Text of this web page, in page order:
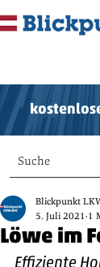
Suche
Löwe im
Blickpunkt
5. Juli 2021 1
Effiziente